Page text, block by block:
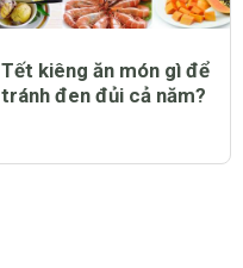
Tết kiêng ăn món gì để
tránh đen đủi cả năm?